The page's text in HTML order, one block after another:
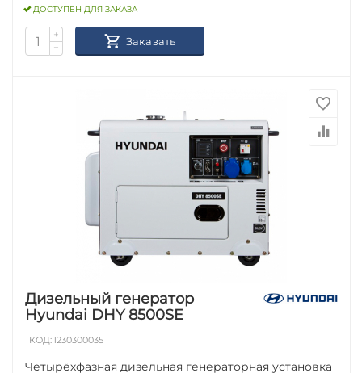
ДОСТУПЕН ДЛЯ ЗАКАЗА
+
−
Заказать
Дизельный генератор
Hyundai DHY 8500SE
КОД:1230300035
Четырёхфазная дизельная генераторная установка